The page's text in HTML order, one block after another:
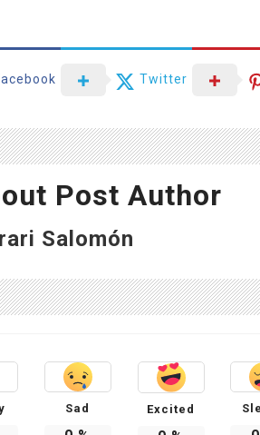
Twitter
Post Author
Salomón
Sad Excited